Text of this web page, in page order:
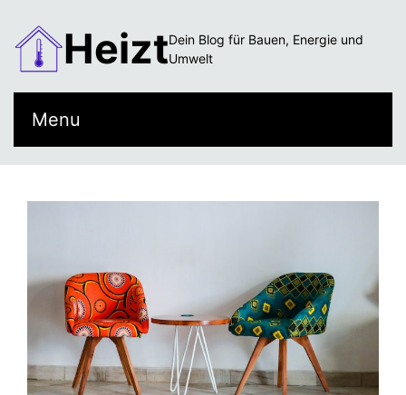
HeiztDein Blog für Bauen, Energie und
Umwelt
Menu